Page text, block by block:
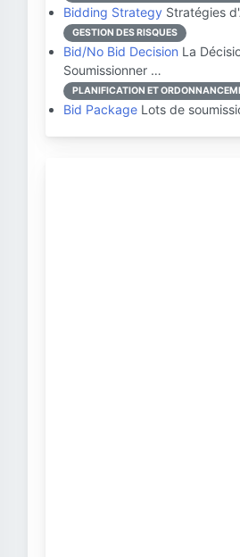
Bidding Strategy Stratégies
GESTION DES RISQUES
Bid/No Bid Decision La
Soumissionner …
PLANIFICATION ET
Bid Package Lots de